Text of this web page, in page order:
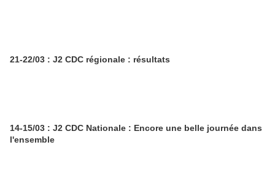
21-22/03 : J2 CDC régionale : résultats
14-15/03 : J2 CDC Nationale : Encore une belle journée dans
l'ensemble